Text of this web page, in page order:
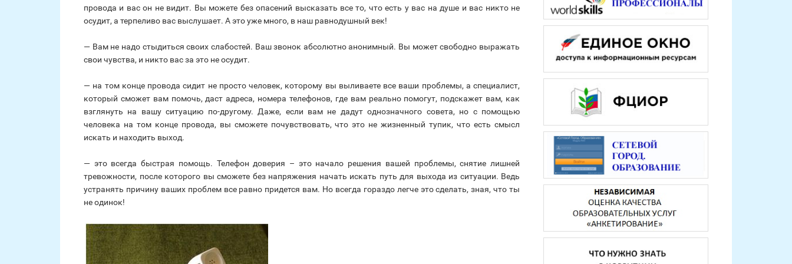
провода и вас он не видит. Вы можете без опасений высказать все то, что есть у вас на душе и вас никто не
осудит, а терпеливо вас выслушает. А это уже много, в наш равнодушный век!
— Вам не надо стыдиться своих слабостей. Ваш звонок абсолютно анонимный. Вы может свободно выражать
свои чувства, и никто вас за это не осудит.
— на том конце провода сидит не просто человек, которому вы выливаете все ваши проблемы, а специалист,
который сможет вам помочь, даст адреса, номера телефонов, где вам реально помогут, подскажет вам, как
взглянуть на вашу ситуацию по-другому. Даже, если вам не дадут однозначного совета, но с помощью
человека на том конце провода, вы сможете почувствовать, что это не жизненный тупик, что есть смысл
искать и находить выход.
— это всегда быстрая помощь. Телефон доверия – это начало решения вашей проблемы, снятие лишней
тревожности, после которого вы сможете без напряжения начать искать путь для выхода из ситуации. Ведь
устранять причину ваших проблем все равно придется вам. Но всегда гораздо легче это сделать, зная, что ты
не одинок!